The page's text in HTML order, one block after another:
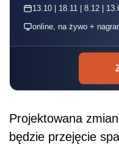
13.10 | 18.11 | 8.12 |
online, na żywo +
Projektowana
będzie przejęcie